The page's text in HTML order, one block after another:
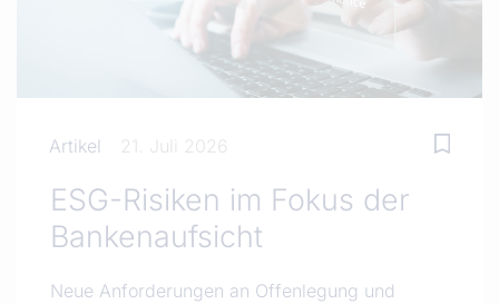
Artikel 21. Juli 2026
ESG-Risiken im Fokus der
Bankenaufsicht
Neue Anforderungen an Offenlegung und